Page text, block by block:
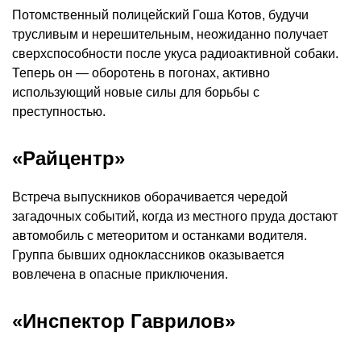
Потомственный полицейский Гоша Котов, будучи
трусливым и нерешительным, неожиданно получает
сверхспособности после укуса радиоактивной собаки.
Теперь он — оборотень в погонах, активно
использующий новые силы для борьбы с
преступностью.
«Райцентр»
Встреча выпускников оборачивается чередой
загадочных событий, когда из местного пруда достают
автомобиль с метеоритом и останками водителя.
Группа бывших одноклассников оказывается
вовлечена в опасные приключения.
«Инспектор Гаврилов»